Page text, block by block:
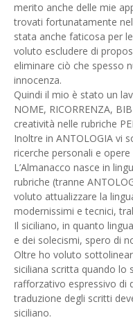
merito anche delle mie
trovati fortunatamente
stata anche faticosa per
voluto escludere di
eliminare ciò che spesso
innocenza.
Quindi il mio è stato un
NOME, RICORRENZA,
creatività nelle rubriche
Inoltre in ANTOLOGIA vi
ricerche personali e
L’Almanacco nasce in
rubriche (tranne
voluto attualizzare la
modernissimi e tecnici,
Il siciliano, in quanto
e dei solecismi, spero di
Oltre ho voluto
siciliana scritta quando lo
rafforzativo espressivo di
traduzione degli scritti
siciliano.